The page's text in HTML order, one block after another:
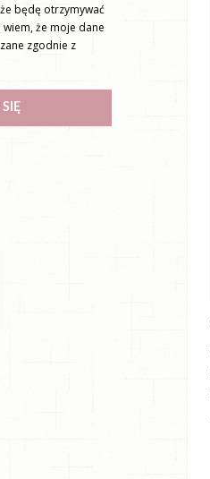
będę otrzymywać
że moje dane
zgodnie z